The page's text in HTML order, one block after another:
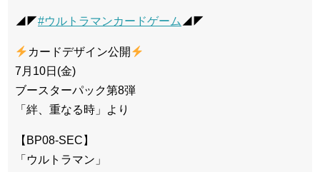
◢◤#ウルトラマンカードゲーム ◢◤
カードデザイン公開
7月10日(金)
ブースターパック第8弾
「絆、重なる時」より
【BP08-SEC】
「ウルトラマン」